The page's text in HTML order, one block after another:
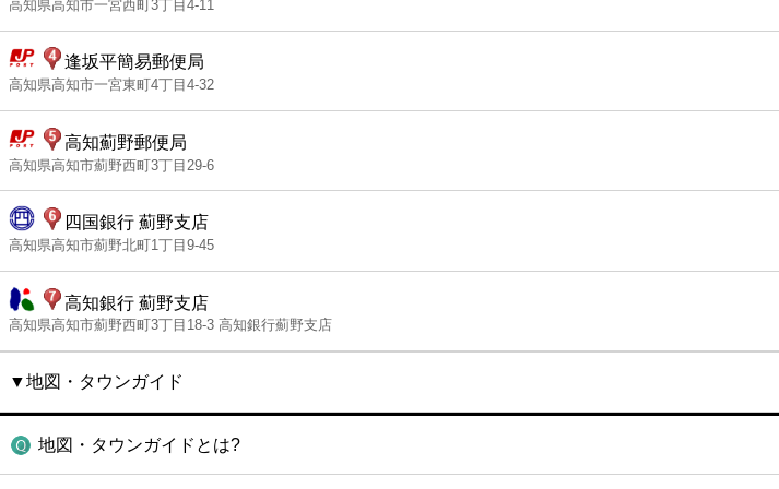
高知県高知市一宮西町3丁目4-11
逢坂平簡易郵便局
高知県高知市一宮東町4丁目4-32
高知薊野郵便局
高知県高知市薊野西町3丁目29-6
四国銀行 薊野支店
高知県高知市薊野北町1丁目9-45
高知銀行 薊野支店
高知県高知市薊野西町3丁目18-3 高知銀行薊野支店
▼地図・タウンガイド
地図・タウンガイドとは?